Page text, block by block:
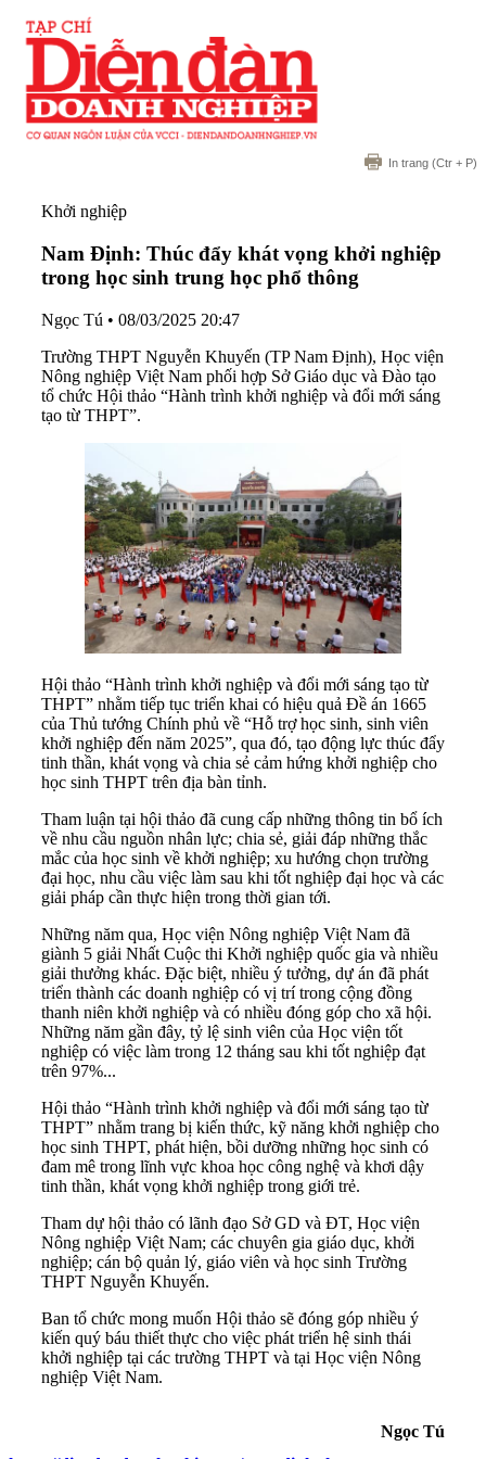
In trang (Ctr + P)
Khởi nghiệp
Nam Định: Thúc đẩy khát vọng khởi nghiệp
trong học sinh trung học phổ thông
Ngọc Tú • 08/03/2025 20:47
Trường THPT Nguyễn Khuyến (TP Nam Định), Học viện
Nông nghiệp Việt Nam phối hợp Sở Giáo dục và Đào tạo
tổ chức Hội thảo “Hành trình khởi nghiệp và đổi mới sáng
tạo từ THPT”.
Hội thảo “Hành trình khởi nghiệp và đổi mới sáng tạo từ
THPT” nhằm tiếp tục triển khai có hiệu quả Đề án 1665
của Thủ tướng Chính phủ về “Hỗ trợ học sinh, sinh viên
khởi nghiệp đến năm 2025”, qua đó, tạo động lực thúc đẩy
tinh thần, khát vọng và chia sẻ cảm hứng khởi nghiệp cho
học sinh THPT trên địa bàn tỉnh.
Tham luận tại hội thảo đã cung cấp những thông tin bổ ích
về nhu cầu nguồn nhân lực; chia sẻ, giải đáp những thắc
mắc của học sinh về khởi nghiệp; xu hướng chọn trường
đại học, nhu cầu việc làm sau khi tốt nghiệp đại học và các
giải pháp cần thực hiện trong thời gian tới.
Những năm qua, Học viện Nông nghiệp Việt Nam đã
giành 5 giải Nhất Cuộc thi Khởi nghiệp quốc gia và nhiều
giải thưởng khác. Đặc biệt, nhiều ý tưởng, dự án đã phát
triển thành các doanh nghiệp có vị trí trong cộng đồng
thanh niên khởi nghiệp và có nhiều đóng góp cho xã hội.
Những năm gần đây, tỷ lệ sinh viên của Học viện tốt
nghiệp có việc làm trong 12 tháng sau khi tốt nghiệp đạt
trên 97%...
Hội thảo “Hành trình khởi nghiệp và đổi mới sáng tạo từ
THPT” nhằm trang bị kiến thức, kỹ năng khởi nghiệp cho
học sinh THPT, phát hiện, bồi dưỡng những học sinh có
đam mê trong lĩnh vực khoa học công nghệ và khơi dậy
tinh thần, khát vọng khởi nghiệp trong giới trẻ.
Tham dự hội thảo có lãnh đạo Sở GD và ĐT, Học viện
Nông nghiệp Việt Nam; các chuyên gia giáo dục, khởi
nghiệp; cán bộ quản lý, giáo viên và học sinh Trường
THPT Nguyễn Khuyến.
Ban tổ chức mong muốn Hội thảo sẽ đóng góp nhiều ý
kiến quý báu thiết thực cho việc phát triển hệ sinh thái
khởi nghiệp tại các trường THPT và tại Học viện Nông
nghiệp Việt Nam.
Ngọc Tú